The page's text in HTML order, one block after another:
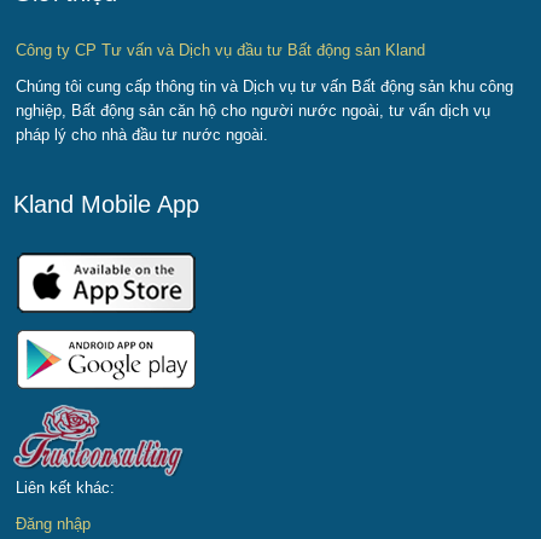
Công ty CP Tư vấn và Dịch vụ đầu tư Bất động sản Kland
Chúng tôi cung cấp thông tin và Dịch vụ tư vấn Bất động sản khu công
nghiệp, Bất động sản căn hộ cho người nước ngoài, tư vấn dịch vụ
pháp lý cho nhà đầu tư nước ngoài.
Kland Mobile App
Liên kết khác:
Đăng nhập